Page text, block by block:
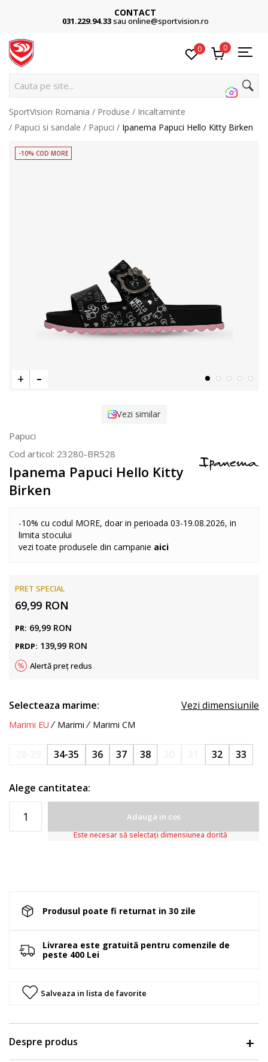
CONTACT
031.229.94.33sau online@sportvision.ro
0 0
Cauta pe site...
SportVision Romania Produse
Incaltaminte
Papuci si sandale
Papuci Ipanema Papuci Hello Kitty Birken
-10% COD MORE
Vezi similar
Papuci
Cod articol: 23280-BR528
Ipanema Papuci Hello Kitty
Birken
-10% cu codul MORE, doar in perioada 03-19.08.2026, in
limita stocului
vezi toate produsele din campanie aici
PRET SPECIAL
69,99 RON
PR: 69,99 RON
PRDP: 139,99 RON
Alertă preț redus
Selecteaza marime: Vezi dimensiunile
Marimi EU Marimi Marimi CM
34-35 36 37 38 32 33
Alege cantitatea:
Adauga in cos
Este necesar să selectați dimensiunea dorită
Produsul poate fi returnat in 30 zile
Livrarea este gratuită pentru comenzile de
peste 400 Lei
Salveaza in lista de favorite
Despre produs